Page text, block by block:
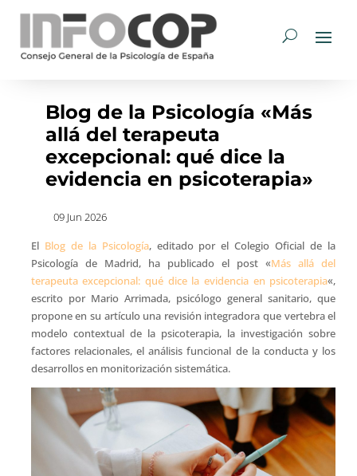
Blog de la Psicología «Más
allá del terapeuta
excepcional: qué dice la
evidencia en psicoterapia»
09 Jun 2026
El Blog de la Psicología, editado por el Colegio Oficial de la
Psicología de Madrid, ha publicado el post «Más allá del
terapeuta excepcional: qué dice la evidencia en psicoterapia«,
escrito por Mario Arrimada, psicólogo general sanitario, que
propone en su artículo una revisión integradora que vertebra el
modelo contextual de la psicoterapia, la investigación sobre
factores relacionales, el análisis funcional de la conducta y los
desarrollos en monitorización sistemática.